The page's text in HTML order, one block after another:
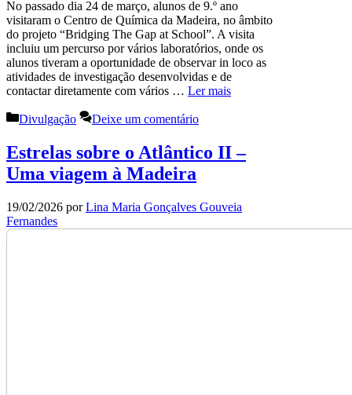
No passado dia 24 de março, alunos de 9.º ano
visitaram o Centro de Química da Madeira, no âmbito
do projeto “Bridging The Gap at School”. A visita
incluiu um percurso por vários laboratórios, onde os
alunos tiveram a oportunidade de observar in loco as
atividades de investigação desenvolvidas e de
contactar diretamente com vários … Ler mais
Categorias
Divulgação Deixe um comentário
Estrelas sobre o Atlântico II –
Uma viagem à Madeira
19/02/2026 porLina Maria Gonçalves Gouveia
Fernandes